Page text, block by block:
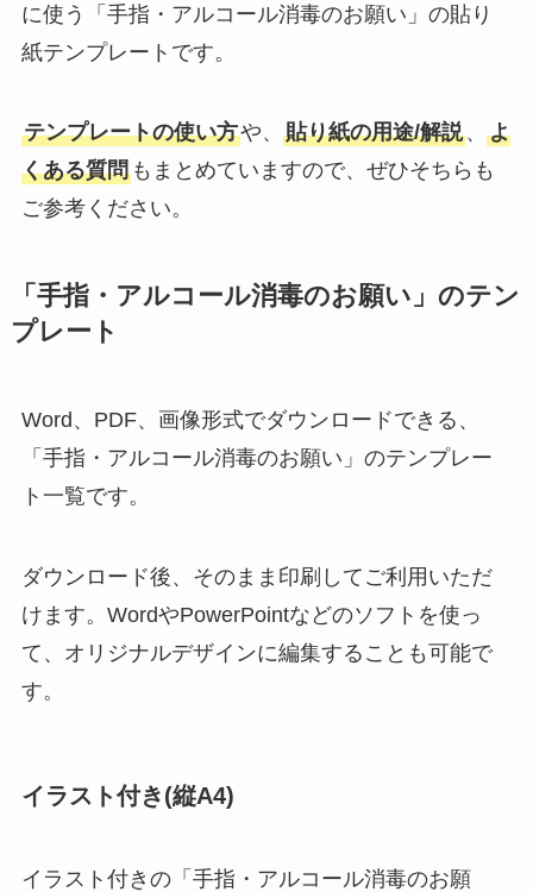
に使う「手指・アルコール消毒のお願い」の貼り
紙テンプレートです。
テンプレートの使い方や、 貼り紙の用途/解説、 よ
くある質問もまとめていますので、ぜひそちらも
ご参考ください。
「手指・アルコール消毒のお願い」のテン
プレート
Word、PDF、画像形式でダウンロードできる、
「手指・アルコール消毒のお願い」のテンプレー
ト一覧です。
ダウンロード後、そのまま印刷してご利用いただ
けます。WordやPowerPointなどのソフトを使っ
て、オリジナルデザインに編集することも可能で
す。
イラスト付き(縦A4)
イラスト付きの「手指・アルコール消毒のお願